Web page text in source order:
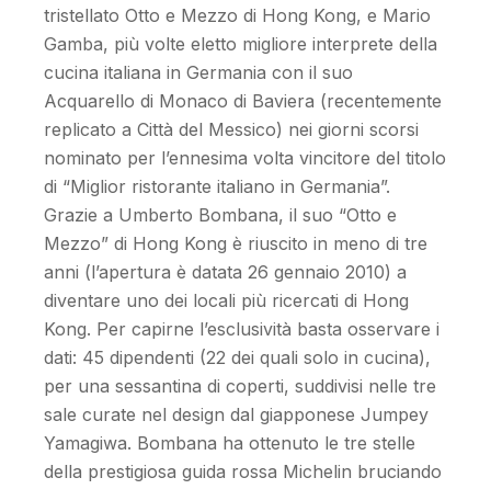
tristellato Otto e Mezzo di Hong Kong, e Mario
Gamba, più volte eletto migliore interprete della
cucina italiana in Germania con il suo
Acquarello di Monaco di Baviera (recentemente
replicato a Città del Messico) nei giorni scorsi
nominato per l’ennesima volta vincitore del titolo
di “Miglior ristorante italiano in Germania”.
Grazie a Umberto Bombana, il suo “Otto e
Mezzo” di Hong Kong è riuscito in meno di tre
anni (l’apertura è datata 26 gennaio 2010) a
diventare uno dei locali più ricercati di Hong
Kong. Per capirne l’esclusività basta osservare i
dati: 45 dipendenti (22 dei quali solo in cucina),
per una sessantina di coperti, suddivisi nelle tre
sale curate nel design dal giapponese Jumpey
Yamagiwa. Bombana ha ottenuto le tre stelle
della prestigiosa guida rossa Michelin bruciando